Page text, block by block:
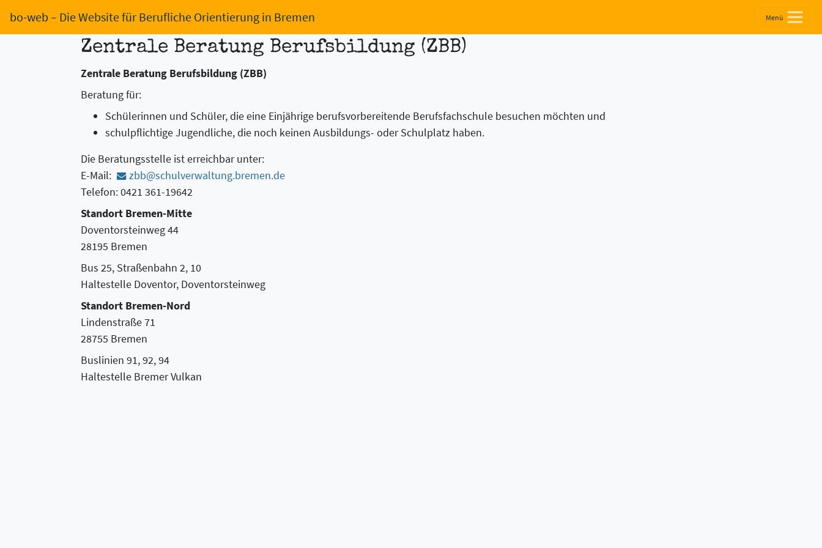
bo-web – Die Website für Berufliche Orientierung in Bremen Menü
Zentrale Beratung Berufsbildung (ZBB)
Zentrale Beratung Berufsbildung (ZBB)
Beratung für:
Schülerinnen und Schüler, die eine Einjährige berufsvorbereitende Berufsfachschule besuchen möchten und
schulpflichtige Jugendliche, die noch keinen Ausbildungs- oder Schulplatz haben.
Die Beratungsstelle ist erreichbar unter:
E-Mail:
zbb@schulverwaltung.bremen.de
Telefon: 0421 361-19642
Standort Bremen-Mitte
Doventorsteinweg 44
28195 Bremen
Bus 25, Straßenbahn 2, 10
Haltestelle Doventor, Doventorsteinweg
Standort Bremen-Nord
Lindenstraße 71
28755 Bremen
Buslinien 91, 92, 94
Haltestelle Bremer Vulkan